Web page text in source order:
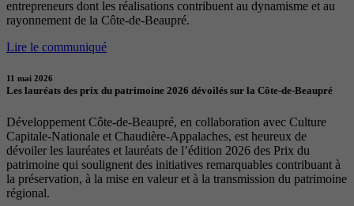
entrepreneurs dont les réalisations contribuent au dynamisme et au
rayonnement de la Côte-de-Beaupré.
Lire le communiqué
11 mai 2026
Les lauréats des prix du patrimoine 2026 dévoilés sur la Côte-de-Beaupré
Développement Côte-de-Beaupré, en collaboration avec Culture
Capitale-Nationale et Chaudière-Appalaches, est heureux de
dévoiler les lauréates et lauréats de l’édition 2026 des Prix du
patrimoine qui soulignent des initiatives remarquables contribuant à
la préservation, à la mise en valeur et à la transmission du patrimoine
régional.